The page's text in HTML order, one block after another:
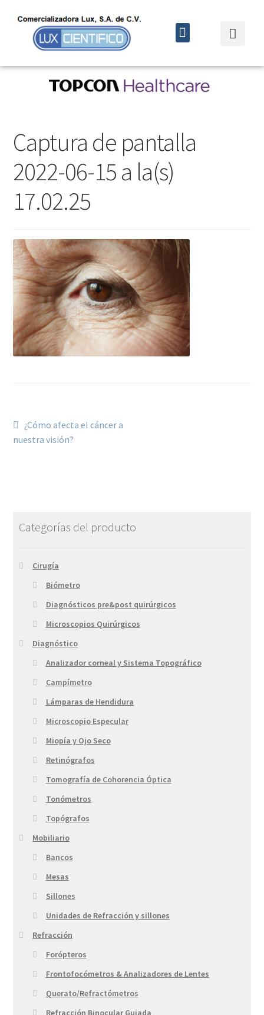
Captura de pantalla
2022-06-15 a la(s)
17.02.25
¿Cómo afecta el cáncer a
nuestra visión?
Categorías del producto
Cirugía
Biómetro
Diagnósticos pre&post quirúrgicos
Microscopios Quirúrgicos
Diagnóstico
Analizador corneal y Sistema Topográfico
Campímetro
Lámparas de Hendidura
Microscopio Especular
Miopía y Ojo Seco
Retinógrafos
Tomografía de Cohorencia Óptica
Tonómetros
Topógrafos
Mobiliario
Bancos
Mesas
Sillones
Unidades de Refracción y sillones
Refracción
Forópteros
Frontofocómetros & Analizadores de Lentes
Querato/Refractómetros
Refracción Binocular Guiada